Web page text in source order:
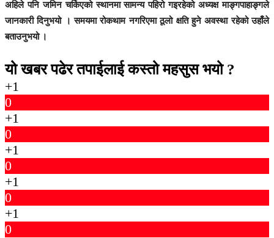
अहिले पनि जमिन चर्किएको स्थानमा सामन्य पहिरो गइरहेको अध्यक्ष माङ्गपाहाङ्गले
जानकारी दिनुभयो । समयमा रोकथाम नगरिएमा ठूलो क्षति हुने अवस्था रहेको उहाँले
बताउनुभयो ।
यो खबर पढेर तपाईलाई कस्तो महसुस भयो ?
+1
0
+1
0
+1
0
+1
0
+1
0